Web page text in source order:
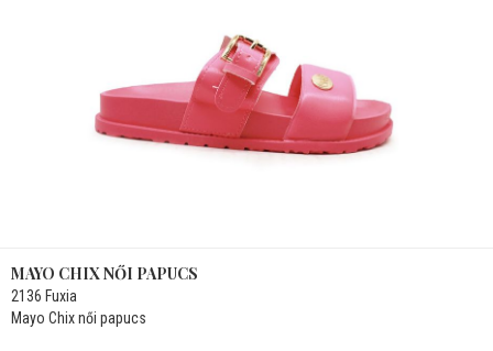
MAYO CHIX NŐI PAPUCS
2136 Fuxia
Mayo Chix női papucs